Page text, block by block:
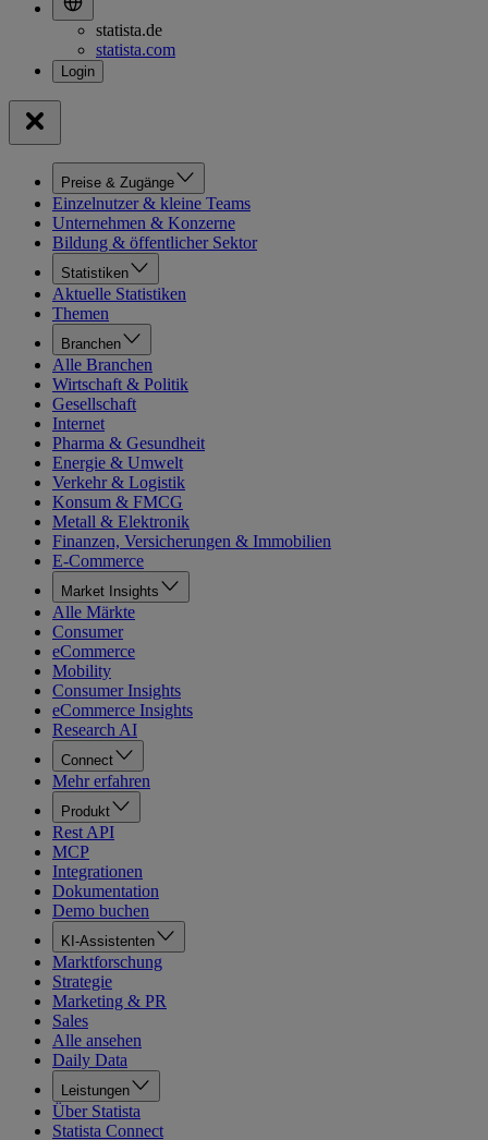
statista.de
statista.com
Preise & Zugänge
Einzelnutzer & kleine Teams
Unternehmen & Konzerne
Bildung & öffentlicher Sektor
Statistiken
Aktuelle Statistiken
Themen
Branchen
Alle Branchen
Wirtschaft & Politik
Gesellschaft
Internet
Pharma & Gesundheit
Energie & Umwelt
Verkehr & Logistik
Konsum & FMCG
Metall & Elektronik
Finanzen, Versicherungen & Immobilien
E-Commerce
Market Insights
Alle Märkte
Consumer
eCommerce
Mobility
Consumer Insights
eCommerce Insights
Research AI
Connect
Mehr erfahren
Produkt
Rest API
MCP
Integrationen
Dokumentation
Demo buchen
KI-Assistenten
Marktforschung
Strategie
Marketing & PR
Sales
Alle ansehen
Daily Data
Leistungen
Über Statista
Statista Connect